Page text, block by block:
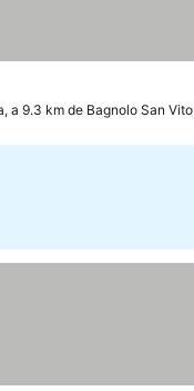
a 9.3 km de Bagnolo San Vito